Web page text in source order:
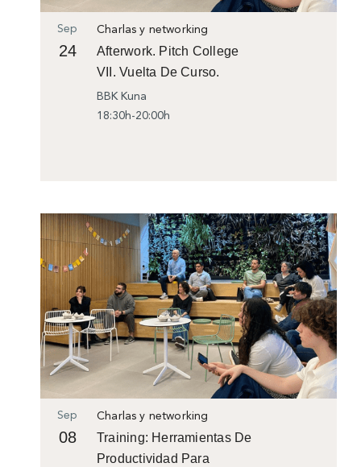
Charlas y networking
Sep
24
Afterwork. Pitch College
VII. Vuelta De Curso.
BBK Kuna
18:30h-20:00h
Charlas y networking
Sep
08
Training: Herramientas De
Productividad Para